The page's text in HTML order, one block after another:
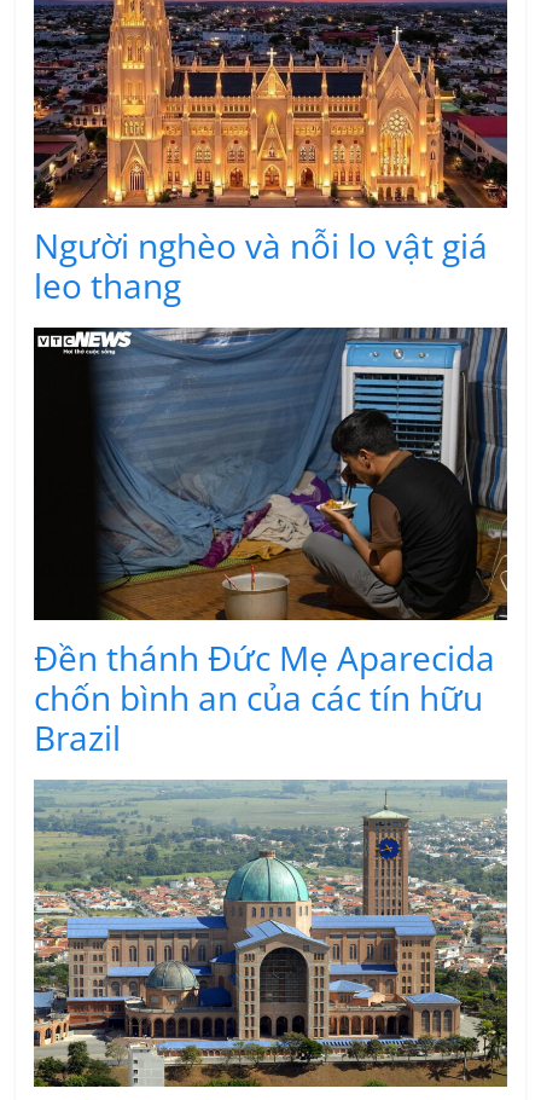
Người nghèo và nỗi lo vật giá
leo thang
Đền thánh Đức Mẹ Aparecida
chốn bình an của các tín hữu
Brazil